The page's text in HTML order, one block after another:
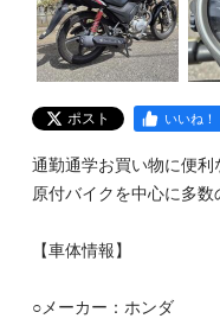
ポスト いいね！
通勤通学お買い物に便利
原付バイクを中心に多数
【車体情報】
○メーカー：ホンダ